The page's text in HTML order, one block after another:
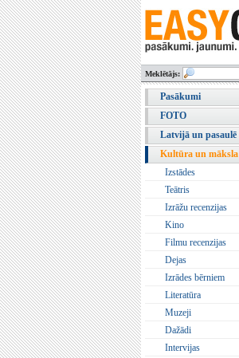
Meklētājs:
Pasākumi
FOTO
Latvijā un pasaulē
Kultūra un māksla
Izstādes
Teātris
Izrāžu recenzijas
Kino
Filmu recenzijas
Dejas
Izrādes bērniem
Literatūra
Muzeji
Dažādi
Intervijas